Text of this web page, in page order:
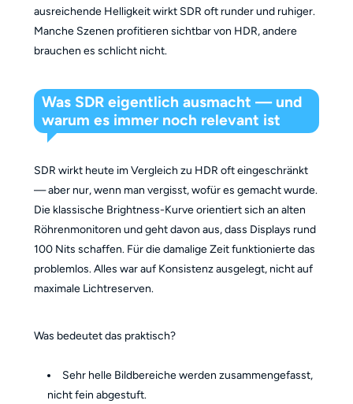
ausreichende Helligkeit wirkt SDR oft runder und ruhiger.
Manche Szenen profitieren sichtbar von HDR, andere
brauchen es schlicht nicht.
Was SDR eigentlich ausmacht — und
warum es immer noch relevant ist
SDR wirkt heute im Vergleich zu HDR oft eingeschränkt
— aber nur, wenn man vergisst, wofür es gemacht wurde.
Die klassische Brightness-Kurve orientiert sich an alten
Röhrenmonitoren und geht davon aus, dass Displays rund
100 Nits schaffen. Für die damalige Zeit funktionierte das
problemlos. Alles war auf Konsistenz ausgelegt, nicht auf
maximale Lichtreserven.
Was bedeutet das praktisch?
Sehr helle Bildbereiche werden zusammengefasst,
nicht fein abgestuft.